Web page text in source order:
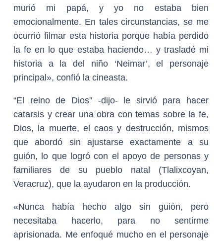
murió mi papá, y yo no estaba bien
emocionalmente. En tales circunstancias, se me
ocurrió filmar esta historia porque había perdido
la fe en lo que estaba haciendo… y trasladé mi
historia a la del niño ‘Neimar’, el personaje
principal», confió la cineasta.
“El reino de Dios” -dijo- le sirvió para hacer
catarsis y crear una obra con temas sobre la fe,
Dios, la muerte, el caos y destrucción, mismos
que abordó sin ajustarse exactamente a su
guión, lo que logró con el apoyo de personas y
familiares de su pueblo natal (Tlalixcoyan,
Veracruz), que la ayudaron en la producción.
«Nunca había hecho algo sin guión, pero
necesitaba hacerlo, para no sentirme
aprisionada. Me enfoqué mucho en el personaje